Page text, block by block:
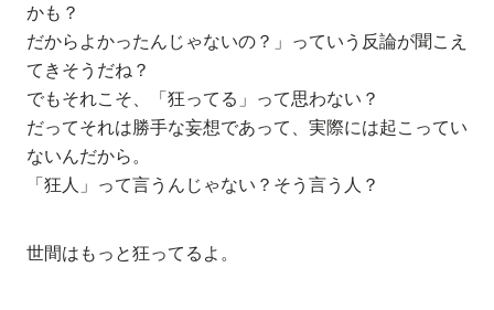
かも？
だからよかったんじゃないの？」っていう反論が聞こえ
てきそうだね？
でもそれこそ、「狂ってる」って思わない？
だってそれは勝手な妄想であって、実際には起こってい
ないんだから。
「狂人」って言うんじゃない？そう言う人？
世間はもっと狂ってるよ。